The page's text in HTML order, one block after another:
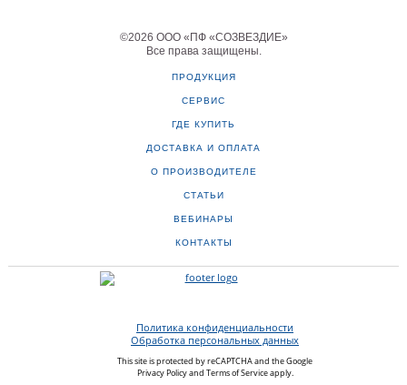
©2026 ООО «ПФ «СОЗВЕЗДИЕ»
Все права защищены
ПРОДУКЦИЯ
СЕРВИС
ГДЕ КУПИТЬ
ДОСТАВКА И ОПЛАТА
О ПРОИЗВОДИТЕЛЕ
СТАТЬИ
ВЕБИНАРЫ
КОНТАКТЫ
Политика конфиденциальности
Обработка персональных данных
This site is protected by reCAPTCHA and the Google
Privacy Policyand Terms of Serviceapply.